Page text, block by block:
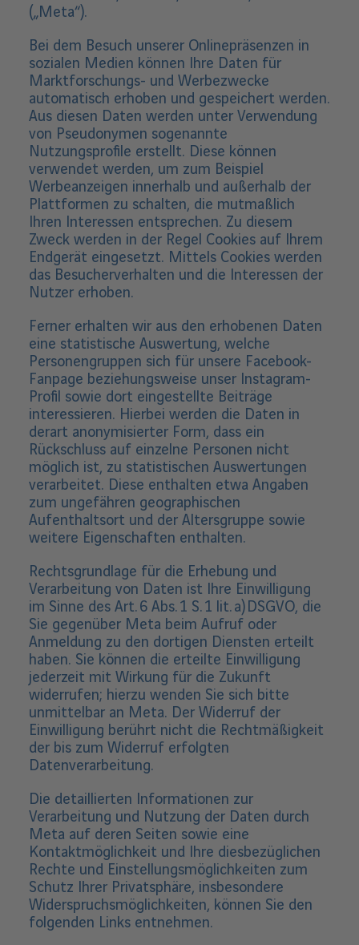
(„Meta“).
Bei dem Besuch unserer Onlinepräsenzen in
sozialen Medien können Ihre Daten für
Marktforschungs- und Werbezwecke
automatisch erhoben und gespeichert werden.
Aus diesen Daten werden unter Verwendung
von Pseudonymen sogenannte
Nutzungsprofile erstellt. Diese können
verwendet werden, um zum Beispiel
Werbeanzeigen innerhalb und außerhalb der
Plattformen zu schalten, die mutmaßlich
Ihren Interessen entsprechen. Zu diesem
Zweck werden in der Regel Cookies auf Ihrem
Endgerät eingesetzt. Mittels Cookies werden
das Besucherverhalten und die Interessen der
Nutzer erhoben.
Ferner erhalten wir aus den erhobenen Daten
eine statistische Auswertung, welche
Personengruppen sich für unsere Facebook-
Fanpage beziehungsweise unser Instagram-
Profil sowie dort eingestellte Beiträge
interessieren. Hierbei werden die Daten in
derart anonymisierter Form, dass ein
Rückschluss auf einzelne Personen nicht
möglich ist, zu statistischen Auswertungen
verarbeitet. Diese enthalten etwa Angaben
zum ungefähren geographischen
Aufenthaltsort und der Altersgruppe sowie
weitere Eigenschaften enthalten.
Rechtsgrundlage für die Erhebung und
Verarbeitung von Daten ist Ihre Einwilligung
im Sinne des Art. 6 Abs. 1 S. 1 lit. a) DSGVO, die
Sie gegenüber Meta beim Aufruf oder
Anmeldung zu den dortigen Diensten erteilt
haben. Sie können die erteilte Einwilligung
jederzeit mit Wirkung für die Zukunft
widerrufen; hierzu wenden Sie sich bitte
unmittelbar an Meta. Der Widerruf der
Einwilligung berührt nicht die Rechtmäßigkeit
der bis zum Widerruf erfolgten
Datenverarbeitung.
Die detaillierten Informationen zur
Verarbeitung und Nutzung der Daten durch
Meta auf deren Seiten sowie eine
Kontaktmöglichkeit und Ihre diesbezüglichen
Rechte und Einstellungsmöglichkeiten zum
Schutz Ihrer Privatsphäre, insbesondere
Widerspruchsmöglichkeiten, können Sie den
folgenden Links entnehmen.